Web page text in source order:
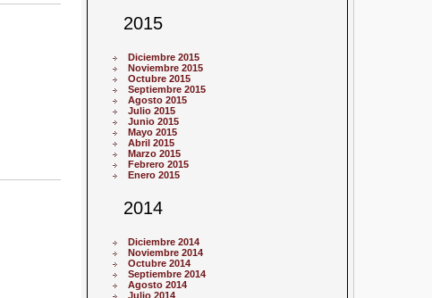
2015
Diciembre 2015
Noviembre 2015
Octubre 2015
Septiembre 2015
Agosto 2015
Julio 2015
Junio 2015
Mayo 2015
Abril 2015
Marzo 2015
Febrero 2015
Enero 2015
2014
Diciembre 2014
Noviembre 2014
Octubre 2014
Septiembre 2014
Agosto 2014
Julio 2014